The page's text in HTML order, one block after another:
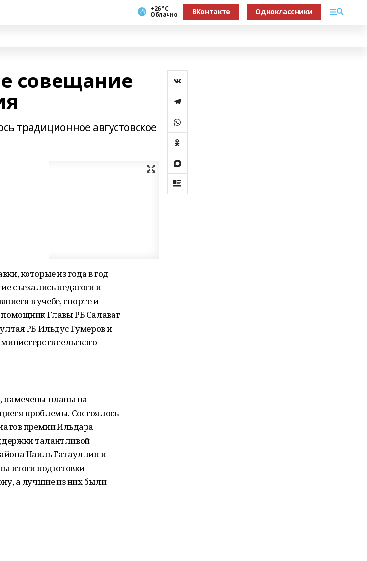
+26 °С
Облачно ВКонтакте Одноклассники
совещание
традиционное августовское
которые из года в год
съехались педагоги и
в учебе, спорте и
Главы РБ Салават
РБ Ильдус Гумеров и
сельского
намечены планы на
проблемы. Состоялось
премии Ильдара
талантливой
Наиль Гатауллин и
итоги подготовки
а лучшие из них были